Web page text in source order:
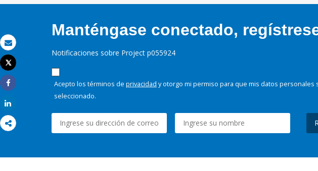
Correo electrónico
Imprimir
Tweet
Share
Manténgase conectado,
Notificaciones sobre Project p055924
Acepto los términos de privacidad y otorgo mi permiso para que mis datos
seleccionado.